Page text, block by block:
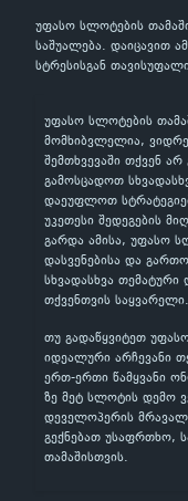
უფასო სლოტების
საშუალება. დაიცავით
სტრესისგან
უფასო სლოტების
მომხიბვლელია,
შემთხვევაში თქვენ
გამოსცადოთ
დაეუფლოთ
უკეთესი შედეგების
გარდა ამისა, უფასო
დასვენებისა და
სხვადასხვა
თქვენთვის საყვარელი.
თუ გადაწყვიტეთ
იდეალური არჩევანი
ერთ-ერთი წამყვანი
ზე მეტ სლოტის დემო
დეველოპერის
გექნებათ უსაფრთხო,
თამაშისთვის.